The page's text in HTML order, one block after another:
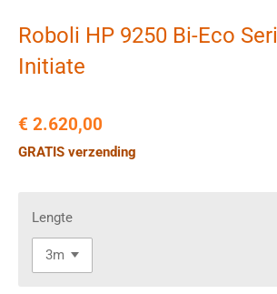
Roboli HP 9250 Bi-Eco
Initiate
€ 2.620,00
GRATIS verzending
Lengte